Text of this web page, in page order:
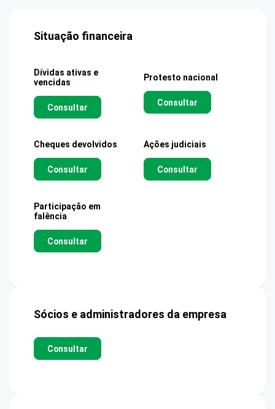
Situação financeira
Dívidas ativas e
vencidas
Consultar
Protesto nacional
Consultar
Cheques devolvidos
Consultar
Ações judiciais
Consultar
Participação em
falência
Consultar
Sócios e administradores da empresa
Consultar